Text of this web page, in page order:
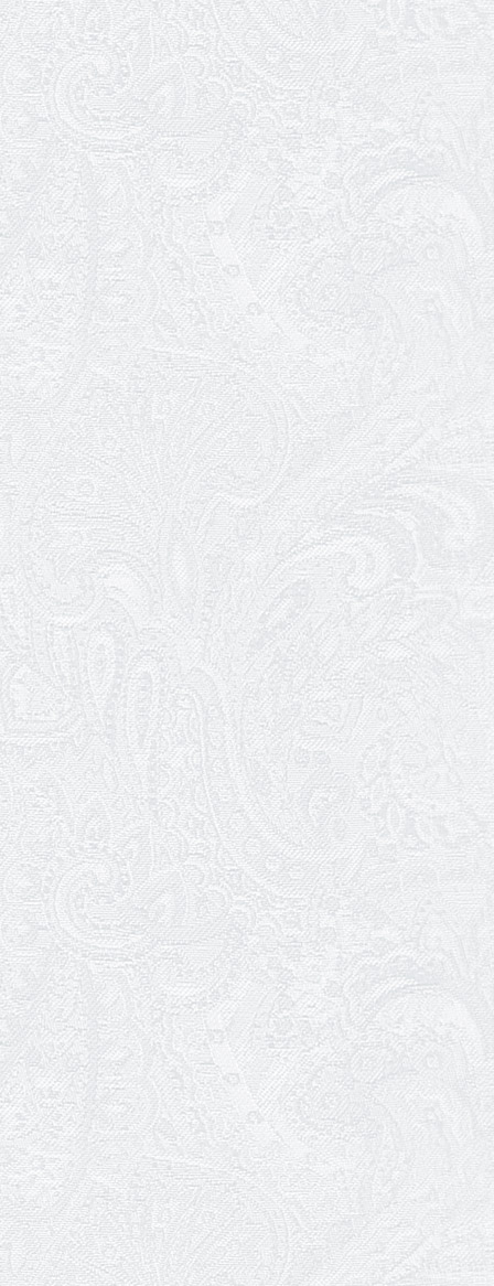
30.01.2026
Ювілей Анжеліки Кураш
27.01.2026
Зміни в репертуарі січня
24.01.2026
Ювілей Наталії Сидоренко
23.01.2026
Вітаємо з прем'єрою Віталія Платова!
22.01.2026
Ювілей Ольги Зеленянської
21.01.2026
Ювілей Ніни Ярован
19.01.2026 WhitePress Ukraine
Разом завдяки культурі. Як Одеський
академічний театр музичної комедії
долає самотність сучасної епохи
14.01.2026
Ювілей Ігоря Дідурка
07.01.2026
Театр музкомедії шукає двірників
05.01.2026
Ювілей Юлії Макарової
02.01.2026
Пішла з життя Ірина Добронравова
01.01.2026
Трудовий ювілей Галини Очеретіної
01.01.2026
Ювілей Володимира Гури
31.12.2025
Щасливого Нового року!
30.12.2025
Останні овації 2025 року
29.12.2025
Графік роботи каси 31 грудня та 1
січня
26.12.2025
Пішов з життя Микола Унтілов
24.12.2025